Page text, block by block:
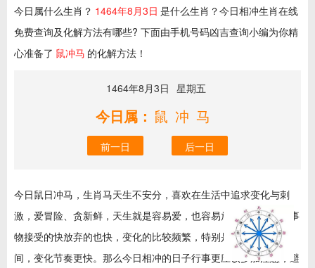
今日属什么生肖？ 1464年8月3日 是什么生肖？今日相冲生肖在线
免费查询及化解方法有哪些? 下面由手机号码凶吉查询小编为你精
心准备了 鼠冲马 的化解方法！
1464年8月3日 星期五
今日属： 鼠冲马
前一日 后一日
今日鼠日冲马，生肖马天生不安分，喜欢在生活中追求变化与刺
激，爱冒险、贪新鲜，天生就是容易爱，也容易放弃的人，对新事
物接受的快放弃的也快，变化的比较频繁，特别是在不如意的时
间，变化节奏更快。那么今日相冲的日子行事更应该多加注意，避